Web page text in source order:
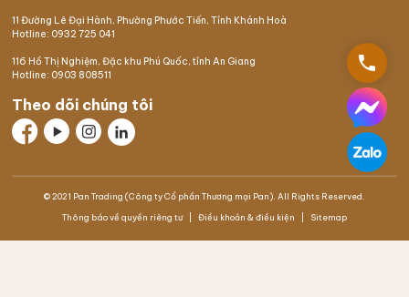
11 Đường Lê Đại Hành, Phường Phước Tiến, Tỉnh Khánh Hoà
Hotline: 0932 725 041
116 Hồ Thị Nghiệm, Đặc khu Phú Quốc, tỉnh An Giang
Hotline: 0903 808511
Theo dõi chúng tôi
© 2021 Pan Trading (Công ty Cổ phần Thương mại Pan). All Rights Reserved.
Thông báo về quyền riêng tư Điều khoản & điều kiện Sitemap
phone